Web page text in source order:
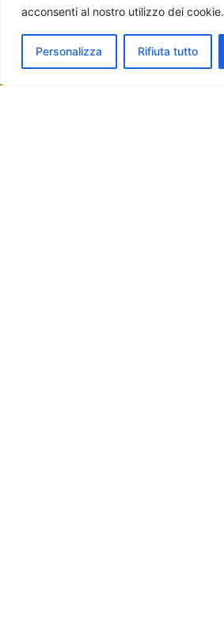
acconsenti al nostro utilizzo dei cookie.
Personalizza Rifiuta tutto